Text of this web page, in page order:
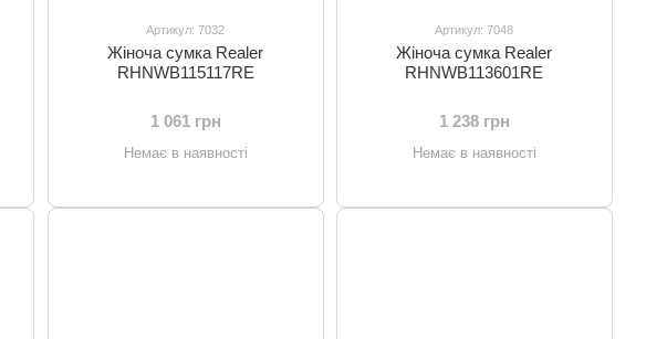
Артикул: 7032
Жіноча сумка Realer
RHNWB115117RE
1 061 грн
Немає в наявності
Артикул: 7048
Жіноча сумка Realer
RHNWB113601RE
1 238 грн
Немає в наявності